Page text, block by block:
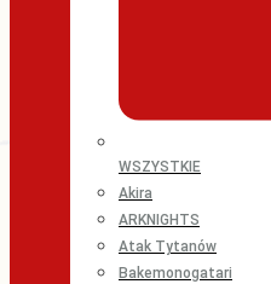
WSZYSTKIE
Akira
ARKNIGHTS
Atak Tytanów
Bakemonogatari